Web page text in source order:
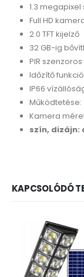
1.3
Full HD
2.0 TFT kijelző
32 GB-ig
PIR
Időzítő
IP66
Működtetése:
Kamera
szín,
KAPCSOLÓDÓ